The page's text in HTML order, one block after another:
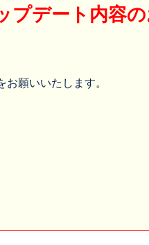
プデート内容
願いいたします。